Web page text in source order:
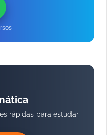
rápidas para estudar